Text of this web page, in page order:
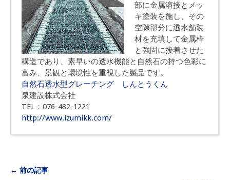
部に金属溶接とメッ
キ塗装を施し、その
空隙部分に透水舗装
材を充填して金属枠
と強固に接着させた
構造であり、素早いの透水機能と自然石の持つ色彩に
富み、景観と環境性を重視した製品です。
自然石透水型グレーチング しんとうくん
泉建設株式会社
TEL：076-482-1221
http://www.izumikk.com/
← 前の記事